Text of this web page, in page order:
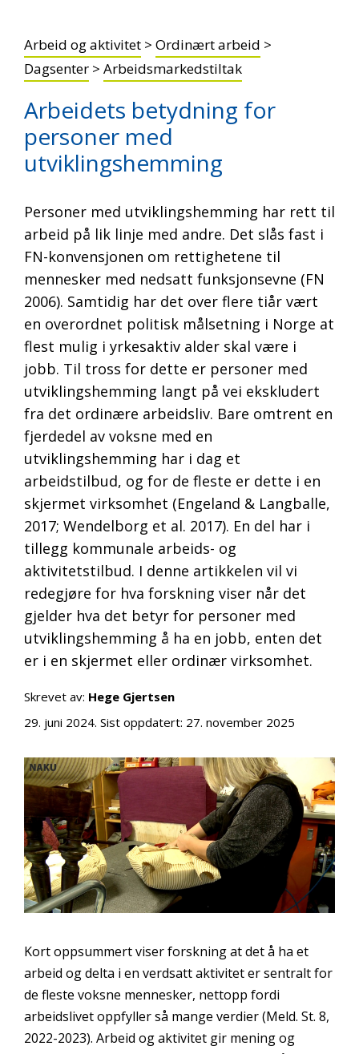
Arbeid og aktivitet > Ordinært arbeid >
Dagsenter > Arbeidsmarkedstiltak
Arbeidets betydning for
personer med
utviklingshemming
Personer med utviklingshemming har rett til
arbeid på lik linje med andre. Det slås fast i
FN-konvensjonen om rettighetene til
mennesker med nedsatt funksjonsevne (FN
2006). Samtidig har det over flere tiår vært
en overordnet politisk målsetning i Norge at
flest mulig i yrkesaktiv alder skal være i
jobb. Til tross for dette er personer med
utviklingshemming langt på vei ekskludert
fra det ordinære arbeidsliv. Bare omtrent en
fjerdedel av voksne med en
utviklingshemming har i dag et
arbeidstilbud, og for de fleste er dette i en
skjermet virksomhet (Engeland & Langballe,
2017; Wendelborg et al. 2017). En del har i
tillegg kommunale arbeids- og
aktivitetstilbud. I denne artikkelen vil vi
redegjøre for hva forskning viser når det
gjelder hva det betyr for personer med
utviklingshemming å ha en jobb, enten det
er i en skjermet eller ordinær virksomhet.
Skrevet av: Hege Gjertsen
29. juni 2024. Sist oppdatert: 27. november 2025
Kort oppsummert viser forskning at det å ha et
arbeid og delta i en verdsatt aktivitet er sentralt for
de fleste voksne mennesker, nettopp fordi
arbeidslivet oppfyller så mange verdier (Meld. St. 8,
2022-2023). Arbeid og aktivitet gir mening og